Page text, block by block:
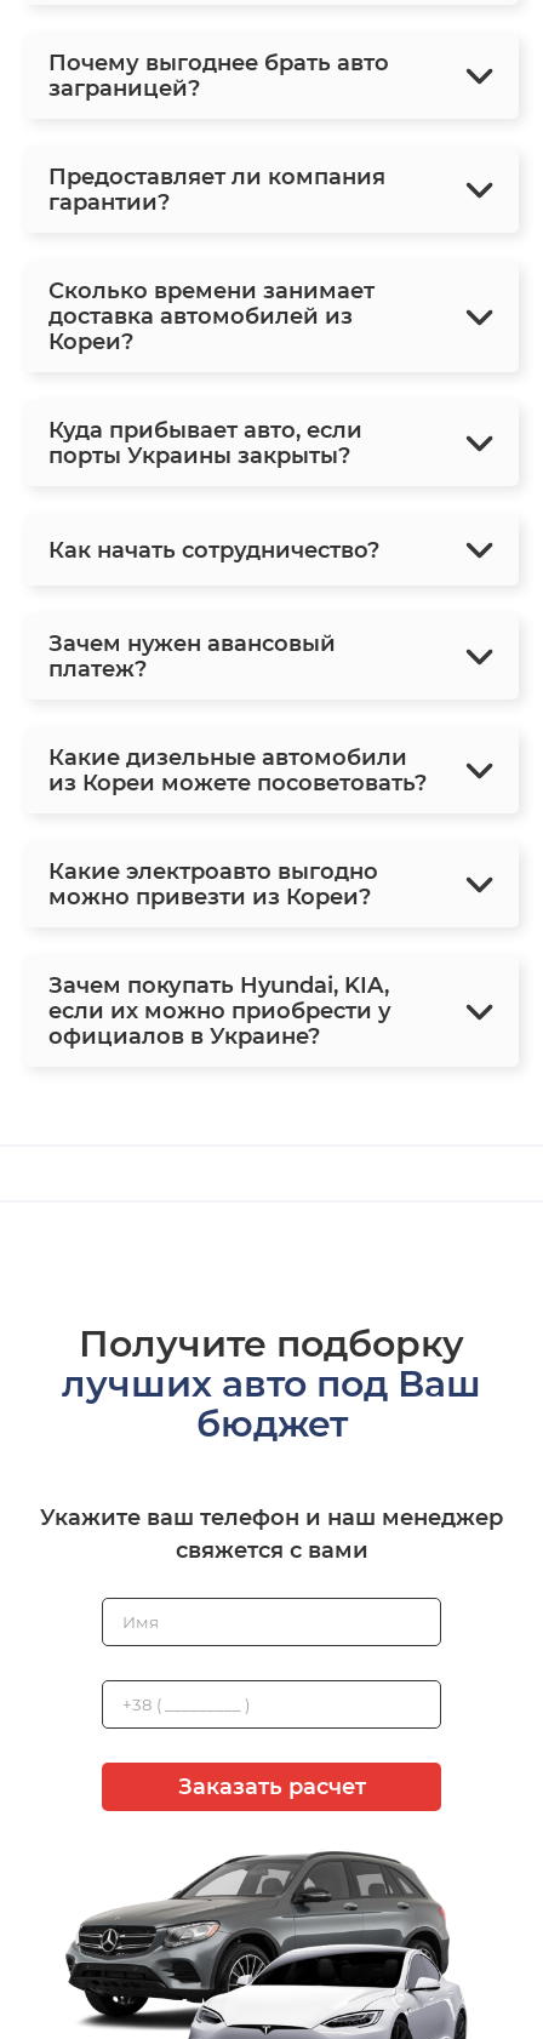
Почему выгоднее брать авто
заграницей?
Предоставляет ли компания
гарантии?
Сколько времени занимает
доставка автомобилей из
Кореи?
Куда прибывает авто, если
порты Украины закрыты?
Как начать сотрудничество?
Зачем нужен авансовый
платеж?
Какие дизельные автомобили
из Кореи можете посоветовать?
Какие электроавто выгодно
можно привезти из Кореи?
Зачем покупать Hyundai, KIA,
если их можно приобрести у
официалов в Украине?
Получите подборку
лучших авто под Ваш
бюджет
Укажите ваш телефон и наш менеджер
свяжется с вами
Заказать расчет